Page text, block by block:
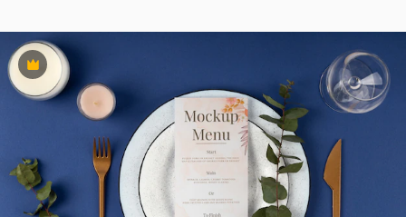
Premium